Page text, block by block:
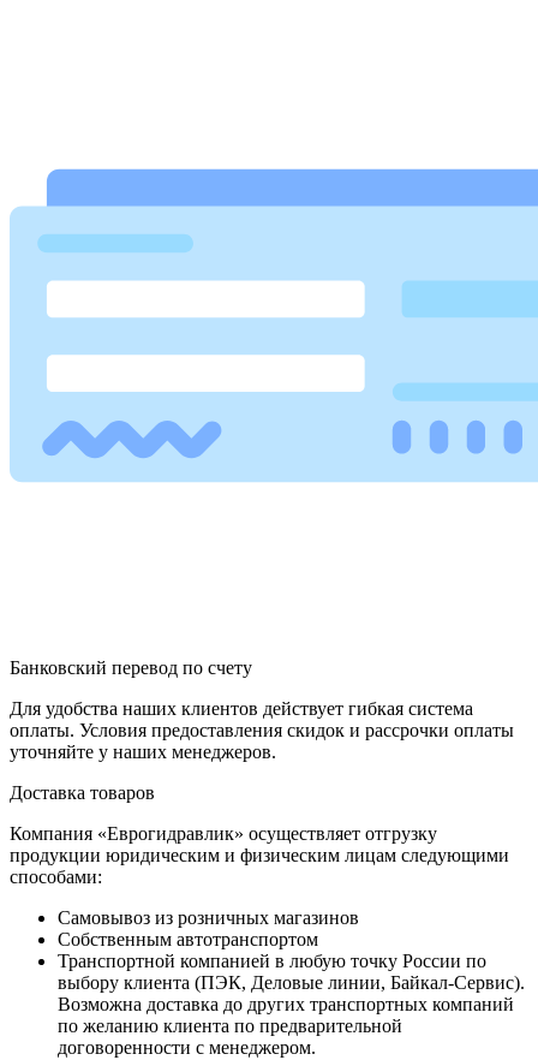
Банковский перевод по счету
Для удобства наших клиентов действует гибкая система
оплаты. Условия предоставления скидок и рассрочки оплаты
уточняйте у наших менеджеров.
Доставка товаров
Компания «Еврогидравлик» осуществляет отгрузку
продукции юридическим и физическим лицам следующими
способами:
Самовывоз из розничных магазинов
Собственным автотранспортом
Транспортной компанией в любую точку России по
выбору клиента (ПЭК, Деловые линии, Байкал-Сервис).
Возможна доставка до других транспортных компаний
по желанию клиента по предварительной
договоренности с менеджером.